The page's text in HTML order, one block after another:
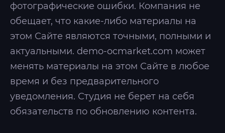
фотографические ошибки. Компания не
обещает, что какие-либо материалы на
этом Сайте являются точными, полными и
актуальными. demo-ocmarket.com может
менять материалы на этом Сайте в любое
время и без предварительного
уведомления. Студия не берет на себя
обязательств по обновлению контента.